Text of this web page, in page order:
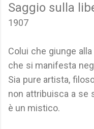
Saggio sulla
1907
Colui che giunge
che si manifesta
Sia pure artista,
non attribuisca a se
è un mistico.